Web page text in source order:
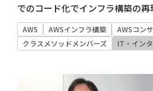
でのコード化でインフラ構築の
AWS AWSインフラ構築 AWSコン
クラスメソッドメンバーズ
IT・イン